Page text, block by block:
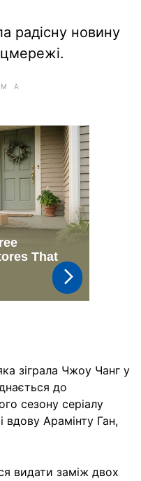
радісну новину
зіграла Чжоу Чанг у
до
сезону серіалу
вдову Арамінту Ган,
видати заміж двох